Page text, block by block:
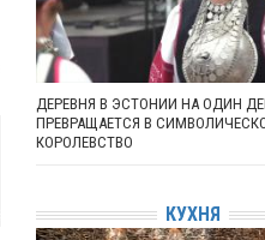
ДЕРЕВНЯ В ЭСТОНИИ НА ОДИН
ПРЕВРАЩАЕТСЯ В
КОРОЛЕВСТВО
КУХНЯ